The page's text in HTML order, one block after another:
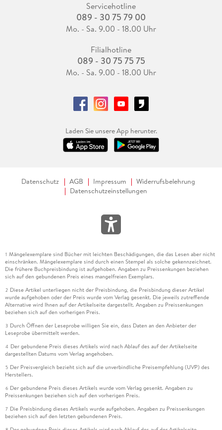
Servicehotline
089 - 30 75 79 00
Mo. - Sa. 9.00 - 18.00 Uhr
Filialhotline
089 - 30 75 75 75
Mo. - Sa. 9.00 - 18.00 Uhr
Laden Sie unsere App herunter.
Datenschutz AGB Impressum
Widerrufsbelehrung
Datenschutzeinstellungen
1 Mängelexemplare sind Bücher mit leichten Beschädigungen, die das Lesen aber nicht
einschränken. Mängelexemplare sind durch einen Stempel als solche gekennzeichnet.
Die frühere Buchpreisbindung ist aufgehoben. Angaben zu Preissenkungen beziehen
sich auf den gebundenen Preis eines mangelfreien Exemplars.
2 Diese Artikel unterliegen nicht der Preisbindung, die Preisbindung dieser Artikel
wurde aufgehoben oder der Preis wurde vom Verlag gesenkt. Die jeweils zutreffende
Alternative wird Ihnen auf der Artikelseite dargestellt. Angaben zu Preissenkungen
beziehen sich auf den vorherigen Preis.
3 Durch Öffnen der Leseprobe willigen Sie ein, dass Daten an den Anbieter der
Leseprobe übermittelt werden.
4 Der gebundene Preis dieses Artikels wird nach Ablauf des auf der Artikelseite
dargestellten Datums vom Verlag angehoben.
5 Der Preisvergleich bezieht sich auf die unverbindliche Preisempfehlung (UVP) des
Herstellers.
6 Der gebundene Preis dieses Artikels wurde vom Verlag gesenkt. Angaben zu
Preissenkungen beziehen sich auf den vorherigen Preis.
7 Die Preisbindung dieses Artikels wurde aufgehoben. Angaben zu Preissenkungen
beziehen sich auf den letzten gebundenen Preis.